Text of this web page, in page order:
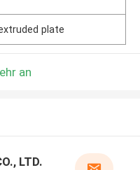
plate
an
LTD.